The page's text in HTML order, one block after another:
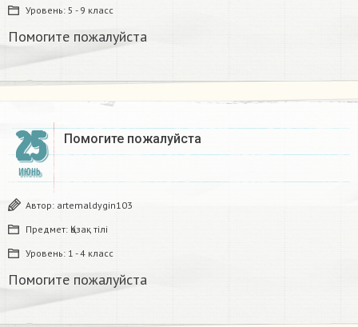
Уровень: 5 - 9 класс
Помогите пожалуйста
25
ИЮНЬ
Помогите пожалуйста
Автор: artemaldygin103
Предмет: Қазақ тiлi
Уровень: 1 - 4 класс
Помогите пожалуйста